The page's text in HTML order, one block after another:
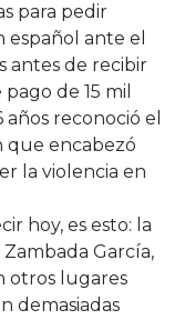
para pedir
ante el
antes de recibir
de 15 mil
reconoció el
que encabezó
la violencia en
hoy, es esto: la
García,
otros lugares
demasiadas